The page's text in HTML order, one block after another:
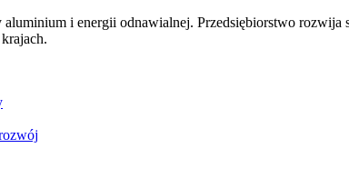
i energii odnawialnej. Przedsiębiorstwo